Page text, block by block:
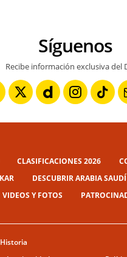
Síguenos
Recibe información exclusiva del
CLASIFICACIONES 2026
DESCUBRIR ARABIA SAUDÍ
VIDEOS Y FOTOS
Historia